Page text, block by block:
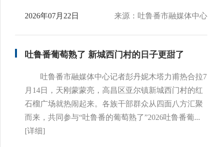
2026年07月22日 来源：吐鲁番市融媒体中心
吐鲁番葡萄熟了 新城西门村的日子更甜了
吐鲁番市融媒体中心记者彭丹妮木塔力甫热合拉7
月14日，天刚蒙蒙亮，高昌区亚尔镇新城西门村的红
石榴广场就热闹起来。各族干部群众从四面八方汇聚
而来，共同参与“吐鲁番的葡萄熟了”2026吐鲁番葡...
[详细]